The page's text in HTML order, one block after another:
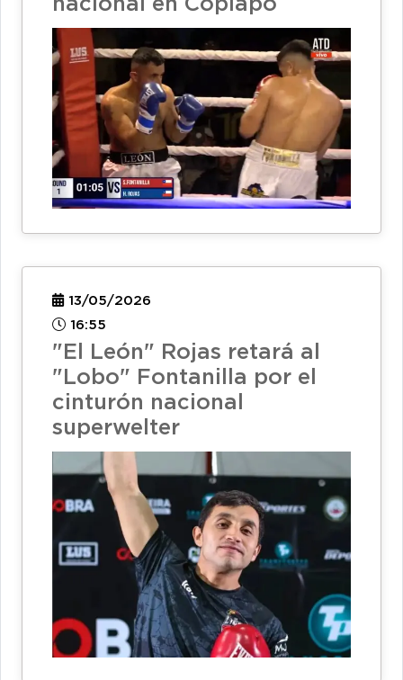
nacional en Copiapó
13/05/2026
16:55
"El León" Rojas retará al
"Lobo" Fontanilla por el
cinturón nacional
superwelter